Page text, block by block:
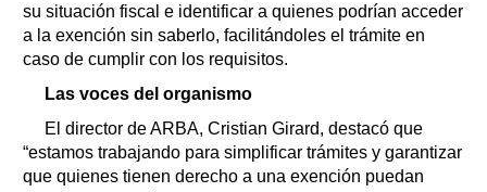
su situación fiscal e identificar a quienes podrían acceder
a la exención sin saberlo, facilitándoles el trámite en
caso de cumplir con los requisitos.
Las voces del organismo
El director de ARBA, Cristian Girard, destacó que
“estamos trabajando para simplificar trámites y garantizar
que quienes tienen derecho a una exención puedan